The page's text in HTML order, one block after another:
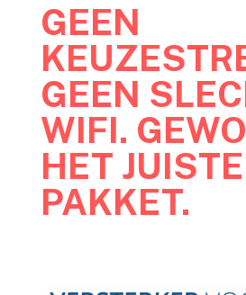
GEEN
GEEN
WIFI.
HET JUISTE
PAKKET.